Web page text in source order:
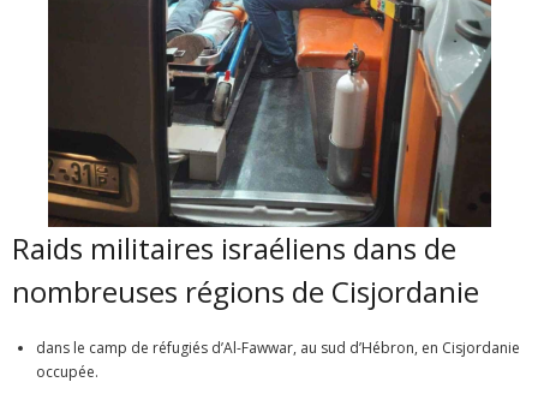
Raids militaires israéliens dans de
nombreuses régions de Cisjordanie
dans le camp de réfugiés d’Al-Fawwar, au sud d’Hébron, en Cisjordanie
occupée.